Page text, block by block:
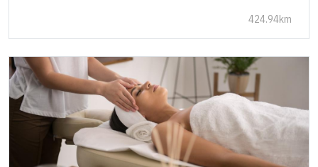
424.94km